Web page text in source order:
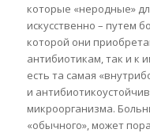
которые «неродные»
искусственно – путем
которой они
антибиотикам, так и к
есть та самая
и
микроорганизма.
«обычного», может